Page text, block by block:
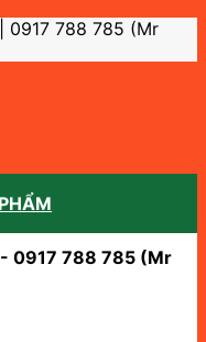
0917 788 785 (Mr
- 0941 062 224 (Mr
0917 788 785 (Mr